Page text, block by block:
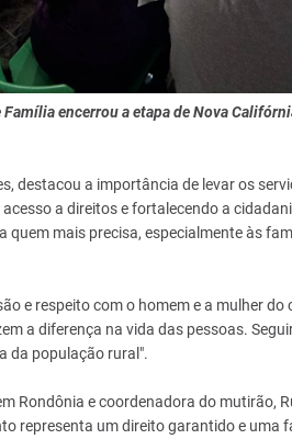
encerrou a etapa de Nova
destacou a importância de levar os
a direitos e fortalecendo a
quem mais precisa, especialmente às
e respeito com o homem e a mulher
a diferença na vida das pessoas.
da população rural".
Rondônia e coordenadora do mutirão,
representa um direito garantido e uma